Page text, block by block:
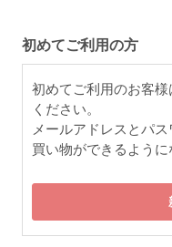
初めてご利用の方
初めてご利用のお客
ください。
メールアドレスとパ
買い物ができるように